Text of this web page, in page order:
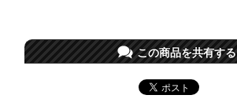
この商品を共有する